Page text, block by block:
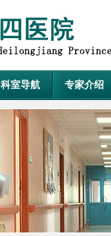
科室导航 专家介绍